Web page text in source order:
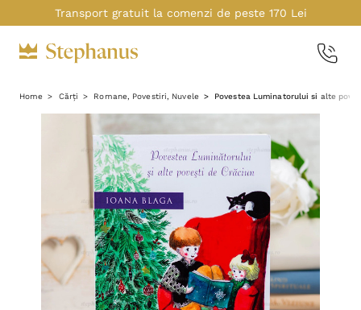
Transport gratuit la comenzi de peste 170 Lei
Home Cărți Romane, Povestiri, Nuvele Povestea Luminatorului si alte